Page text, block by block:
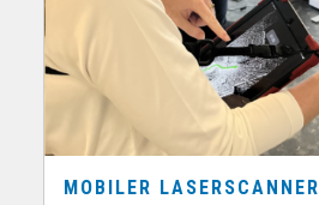
MOBILER LASERSCANNER